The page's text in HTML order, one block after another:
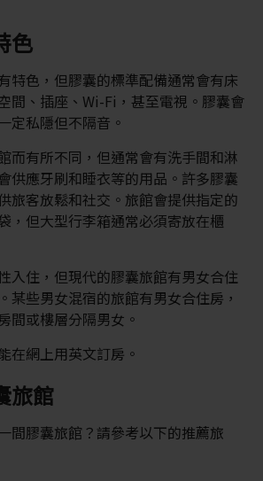
色
特色，但膠囊的標準配備通常會有床
間、插座、Wi-Fi，甚至電視。膠囊會
定私隱但不隔音。
而有所不同，但通常會有洗手間和淋
供應牙刷和睡衣等的用品。許多膠囊
旅客放鬆和社交。旅館會提供指定的
，但大型行李箱通常必須寄放在櫃
入住，但現代的膠囊旅館有男女合住
某些男女混宿的旅館有男女合住房，
間或樓層分隔男女。
在網上用英文訂房。
旅館
間膠囊旅館？請參考以下的推薦旅